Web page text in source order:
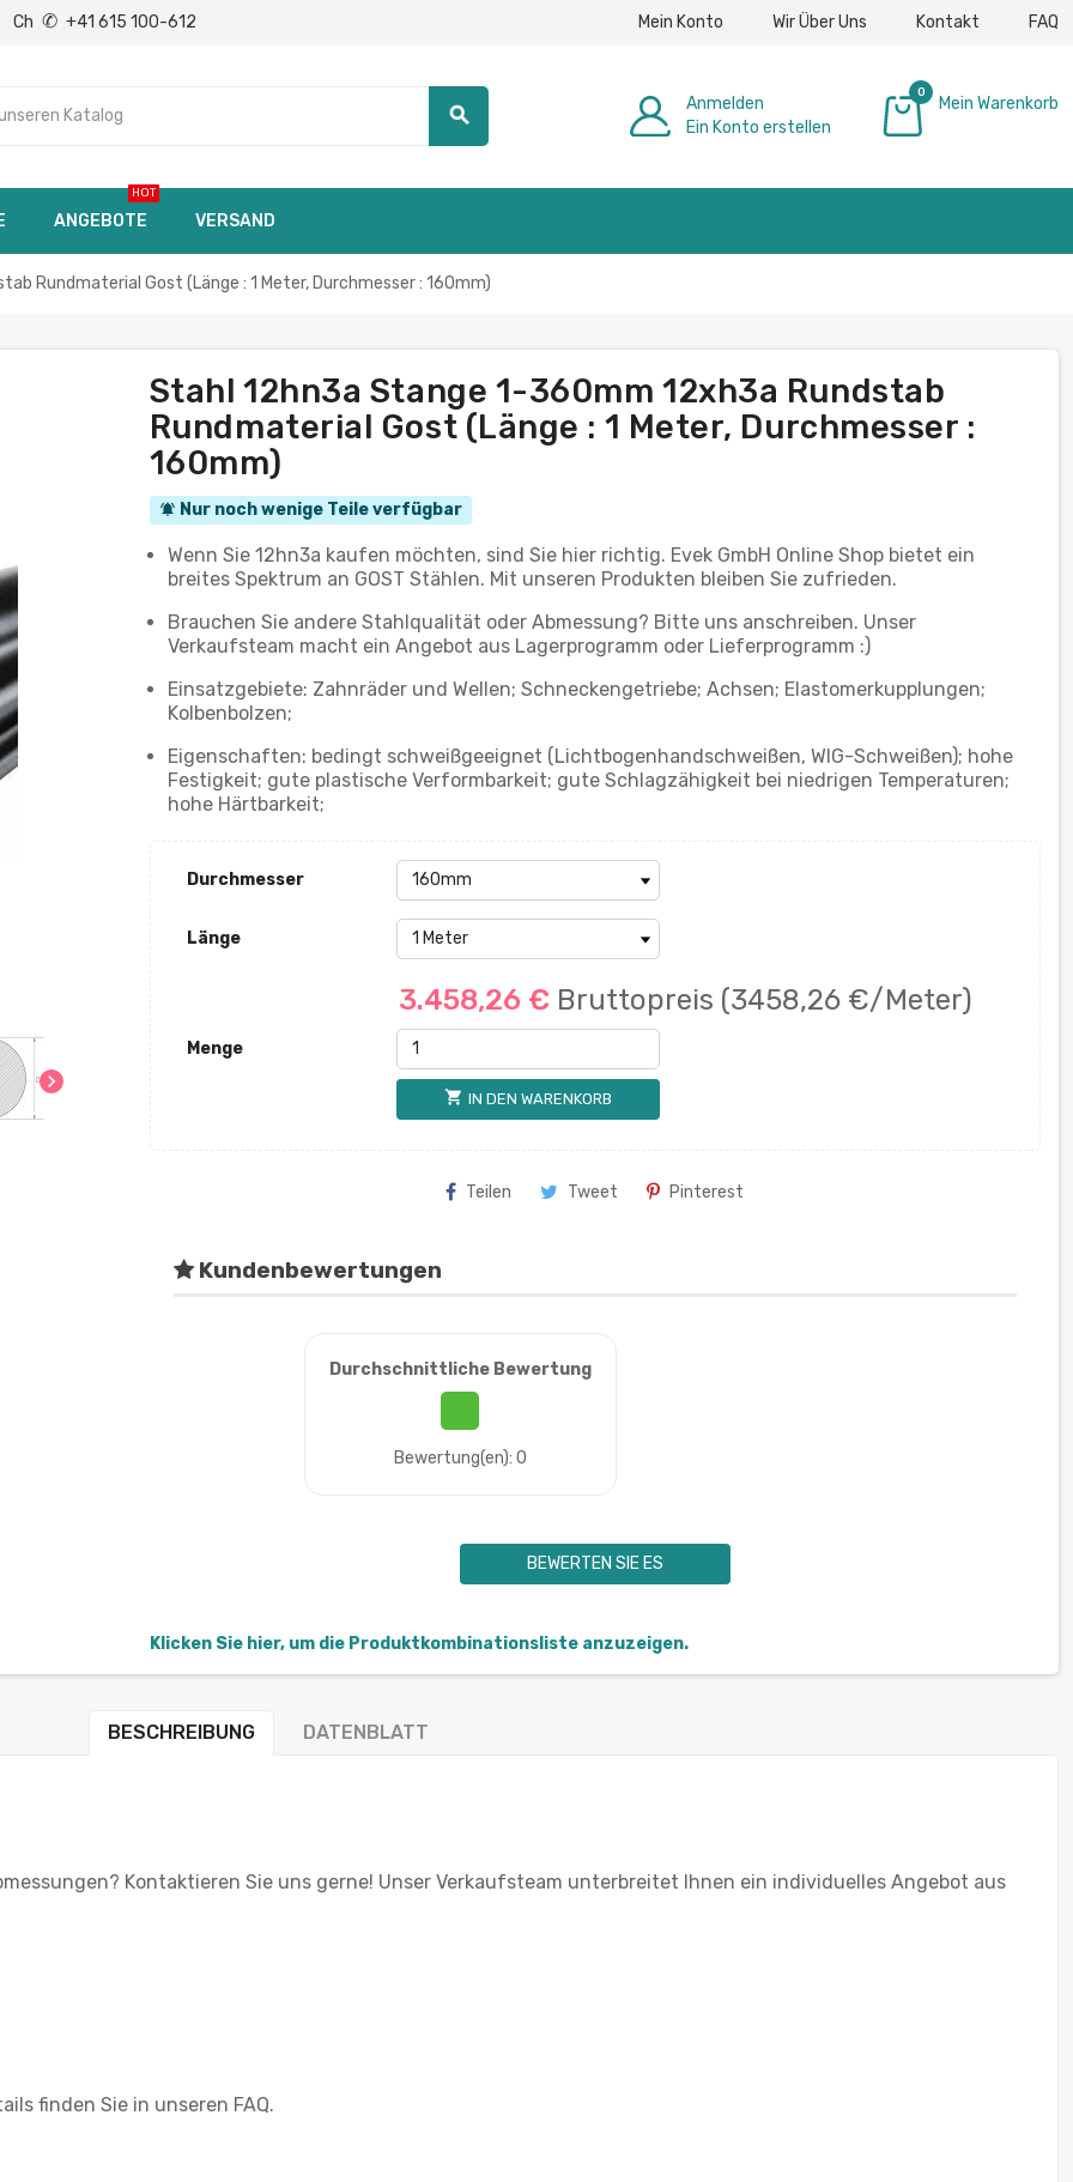
Ch ✆ +41 615 100-612 Mein Konto Wir Über Uns Kontakt FAQ
search
Anmelden
Ein Konto erstellen
0
Mein Warenkorb
ANGEBOTE
HOT
VERSAND
Rundmaterial Gost (Länge : 1 Meter, Durchmesser : 160mm)
chevron_right
Stahl 12hn3a Stange 1-360mm 12xh3a Rundstab
Rundmaterial Gost (Länge : 1 Meter, Durchmesser :
160mm)
notifications_active Nur noch wenige Teile verfügbar
Wenn Sie 12hn3a kaufen möchten, sind Sie hier richtig. Evek GmbH Online Shop bietet ein
breites Spektrum an GOST Stählen. Mit unseren Produkten bleiben Sie zufrieden.
Brauchen Sie andere Stahlqualität oder Abmessung? Bitte uns anschreiben. Unser
Verkaufsteam macht ein Angebot aus Lagerprogramm oder Lieferprogramm :)
Einsatzgebiete: Zahnräder und Wellen; Schneckengetriebe; Achsen; Elastomerkupplungen;
Kolbenbolzen;
Eigenschaften: bedingt schweißgeeignet (Lichtbogenhandschweißen, WIG-Schweißen); hohe
Festigkeit; gute plastische Verformbarkeit; gute Schlagzähigkeit bei niedrigen Temperaturen;
hohe Härtbarkeit;
Durchmesser
Länge
3.458,26 € Bruttopreis (3458,26 €/Meter)
Menge
shopping_cart IN DEN WARENKORB
Teilen Tweet Pinterest
Kundenbewertungen
Durchschnittliche Bewertung
Bewertung(en): 0
BEWERTEN SIE ES
Klicken Sie hier, um die Produktkombinationsliste anzuzeigen.
BESCHREIBUNG DATENBLATT
Kontaktieren Sie uns gerne! Unser Verkaufsteam unterbreitet Ihnen ein individuelles Angebot aus
finden Sie in unseren FAQ.